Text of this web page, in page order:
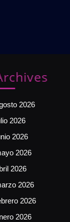
2026
2026
2026
2026
2026
2026
2026
2026